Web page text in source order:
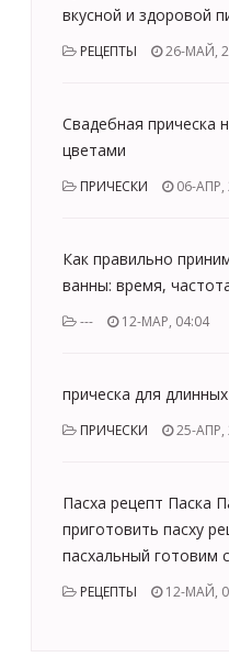
вкусной и здоровой
РЕЦЕПТЫ 26-МАЙ,
Свадебная прическа
цветами
ПРИЧЕСКИ 06-АПР,
Как правильно
ванны: время,
--- 12-МАР, 04:04
прическа для
ПРИЧЕСКИ 25-АПР,
Пасха рецепт Паска
приготовить пасху
пасхальный готовим
РЕЦЕПТЫ 12-МАЙ,